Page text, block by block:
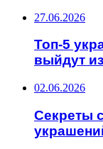
27.06.2026
Топ-5
выйдут
02.06.2026
Секреты